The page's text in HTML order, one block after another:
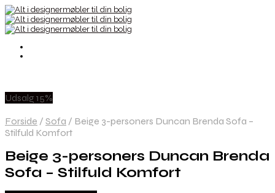
Udsalg 15%
Forside / Sofa / Beige 3-personers Duncan Brenda Sofa –
Stilfuld Komfort
Beige 3-personers Duncan Brenda
Sofa – Stilfuld Komfort